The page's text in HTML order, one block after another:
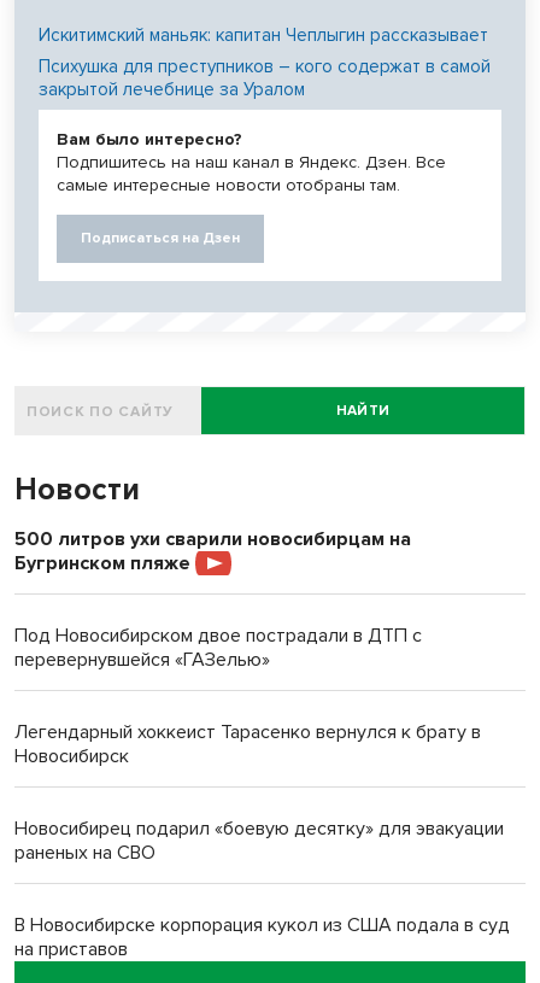
Искитимский маньяк: капитан Чеплыгин рассказывает
Психушка для преступников – кого содержат в самой
закрытой лечебнице за Уралом
Вам было интересно?
Подпишитесь на наш канал в Яндекс. Дзен. Все
самые интересные новости отобраны там.
Подписаться на Дзен
НАЙТИ
Новости
500 литров ухи сварили новосибирцам на
Бугринском пляже
Под Новосибирском двое пострадали в ДТП с
перевернувшейся «ГАЗелью»
Легендарный хоккеист Тарасенко вернулся к брату в
Новосибирск
Новосибирец подарил «боевую десятку» для эвакуации
раненых на СВО
В Новосибирске корпорация кукол из США подала в суд
на приставов